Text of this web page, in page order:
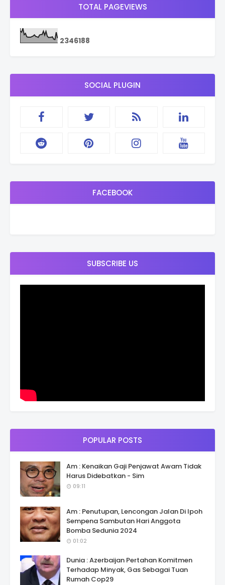
TOTAL PAGEVIEWS
2346188
SOCIAL PLUGIN
FACEBOOK
SUBSCRIBE US
POPULAR POSTS
Am : Kenaikan Gaji Penjawat Awam Tidak
Harus Didebatkan - Sim
09:11
Am : Penutupan, Lencongan Jalan Di Ipoh
Sempena Sambutan Hari Anggota
Bomba Sedunia 2024
01:02
Dunia : Azerbaijan Pertahan Komitmen
Terhadap Minyak, Gas Sebagai Tuan
Rumah Cop29